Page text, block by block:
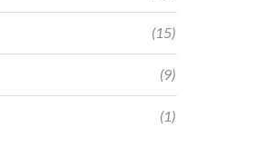
(15)
(9)
(1)